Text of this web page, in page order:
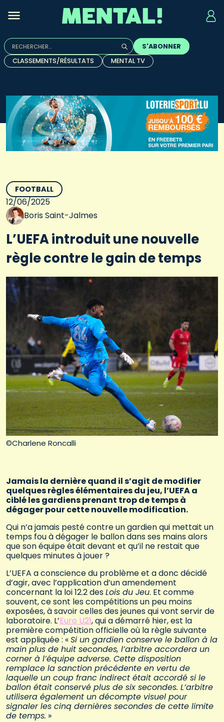
Rechercher :
Quand les résultats de l'auto-complétion sont
S'ABONNER
CLASSEMENTS/RÉSULTATS
MENTAL TV
©Charlene Roncalli
FOOTBALL
12/06/2025
Boris Saint-Jalmes
L’UEFA introduit une nouvelle
règle contre le gain de temps
Jamais la dernière quand il s’agit de modifier
quelques règles élémentaires du jeu, l’UEFA a
ciblé les gardiens prenant trop de temps à
dégager pour cette nouvelle modification.
Qui n’a jamais pesté contre un gardien qui mettait un
temps fou à dégager le ballon dans ses mains alors
que son équipe était devant et qu’il ne restait que
quelques minutes à jouer ?
L’UEFA a conscience du problème et a donc décidé
d’agir, avec l’application d’un amendement
concernant la loi 12.2 desLois du Jeu. Et comme
souvent, ce sont les compétitions un peu moins
exposées, à savoir celles des jeunes qui vont servir de
laboratoire. L’Euro U21, qui a démarré hier, est la
première compétition officielle où la règle suivante
est appliquée : «Si un gardien conserve le ballon à la
main plus de huit secondes, l’arbitre accordera un
corner à l’équipe adverse. Cette disposition
remplace la sanction précédente en vertu de
laquelle un coup franc indirect était accordé si le
ballon était conservé plus de six secondes. L’arbitre
utilisera également un décompte visuel pour
signaler les cinq dernières secondes de cette limite
de temps. »